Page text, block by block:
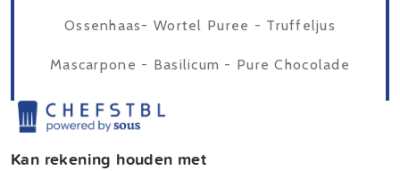
Ossenhaas- Wortel Puree - Truffeljus
Mascarpone - Basilicum - Pure Chocolade
Kan rekening houden met